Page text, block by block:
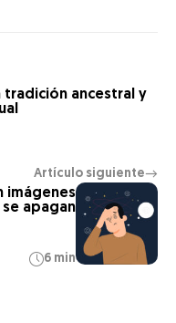
tradición ancestral y
Artículo siguiente→
imágenes
apagan
6 min